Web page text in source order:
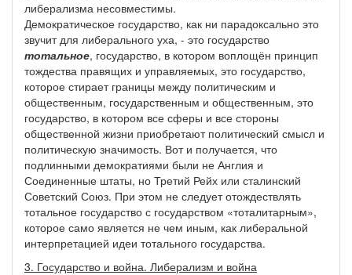
либерализма несовместимы.
Демократическое государство, как ни парадоксально это
звучит для либерального уха, - это государство
тотальное, государство, в котором воплощён принцип
тождества правящих и управляемых, это государство,
которое стирает границы между политическим и
общественным, государственным и общественным, это
государство, в котором все сферы и все стороны
общественной жизни приобретают политический смысл и
политическую значимость. Вот и получается, что
подлинными демократиями были не Англия и
Соединенные штаты, но Третий Рейх или сталинский
Советский Союз. При этом не следует отождествлять
тотальное государство с государством «тоталитарным»,
которое само является не чем иным, как либеральной
интерпретацией идеи тотального государства.
3. Государство и война. Либерализм и война